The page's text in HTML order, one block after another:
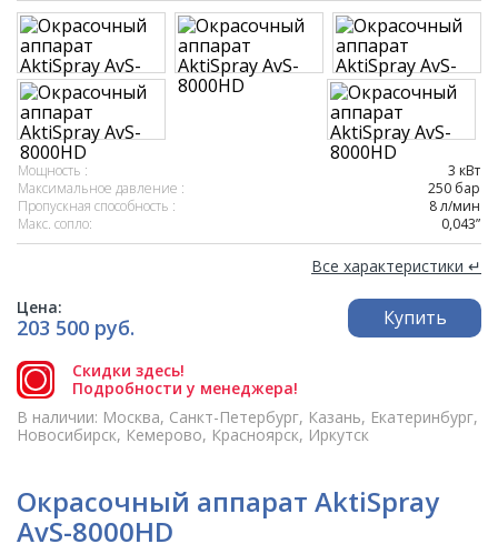
Мощность :
3 кВт
Максимальное давление :
250 бар
Пропускная способность :
8 л/мин
Макс. сопло:
0,043”
Все характеристики ↵
Цена:
203 500 руб. Купить
Скидки здесь!
Подробности у менеджера!
В наличии: Москва, Санкт-Петербург, Казань, Екатеринбург,
Новосибирск, Кемерово, Красноярск, Иркутск
Окрасочный аппарат AktiSpray
AvS-8000HD